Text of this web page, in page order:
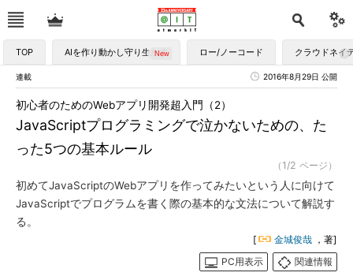
TOP AIを作り動かし守り生かす ロー/ノーコード クラウドネイ
連載 2016年8月29日 公開
JavaScriptプログラミングで泣かないための、た
った5つの基本ルール
初心者のためのWebアプリ開発超入門（2）
（1/2 ページ）
初めてJavaScriptのWebアプリを作ってみたいという人に向けて
JavaScriptでプログラムを書く際の基本的な文法について解説す
る。
[ 金城俊哉 ，著]
PC用表示
関連情報